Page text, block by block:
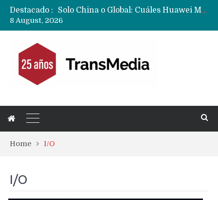
Destacado :
Data Centers de Huawei en Chile, México, Brasil,Perú y Argentina podrían verse afectados por arremetida de EE.UU
8 August, 2026
Home I/O
I/O